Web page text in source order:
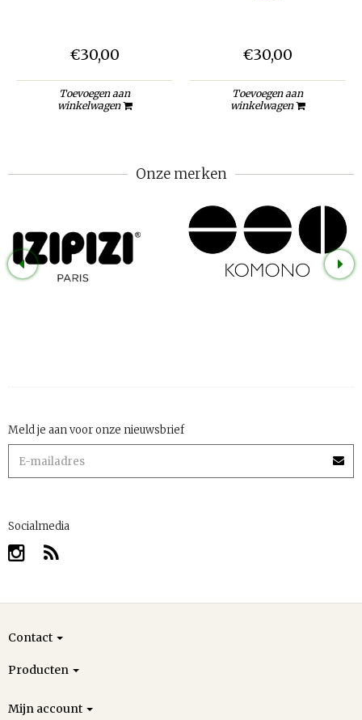
€30,00
Toevoegen aan
winkelwagen
€30,00
Toevoegen aan
winkelwagen
Onze merken
Meld je aan voor onze nieuwsbrief
Socialmedia
Contact
Producten
Mijn account